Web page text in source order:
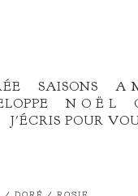
SAISONS A
N O Ë L
J'ÉCRIS POUR